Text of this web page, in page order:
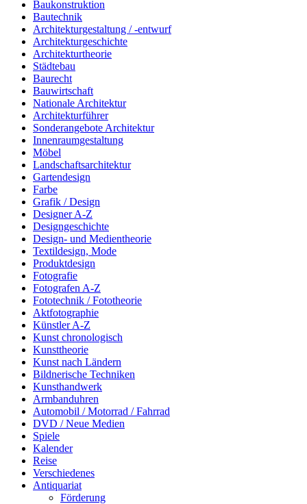
Baukonstruktion
Bautechnik
Architekturgestaltung / -entwurf
Architekturgeschichte
Architekturtheorie
Städtebau
Baurecht
Bauwirtschaft
Nationale Architektur
Architekturführer
Sonderangebote Architektur
Innenraumgestaltung
Möbel
Landschaftsarchitektur
Gartendesign
Farbe
Grafik / Design
Designer A-Z
Designgeschichte
Design- und Medientheorie
Textildesign, Mode
Produktdesign
Fotografie
Fotografen A-Z
Fototechnik / Fototheorie
Aktfotographie
Künstler A-Z
Kunst chronologisch
Kunsttheorie
Kunst nach Ländern
Bildnerische Techniken
Kunsthandwerk
Armbanduhren
Automobil / Motorrad / Fahrrad
DVD / Neue Medien
Spiele
Kalender
Reise
Verschiedenes
Antiquariat
Förderung